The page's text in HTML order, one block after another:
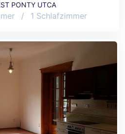
PONTY UTCA
/ 1 Schlafzimmer